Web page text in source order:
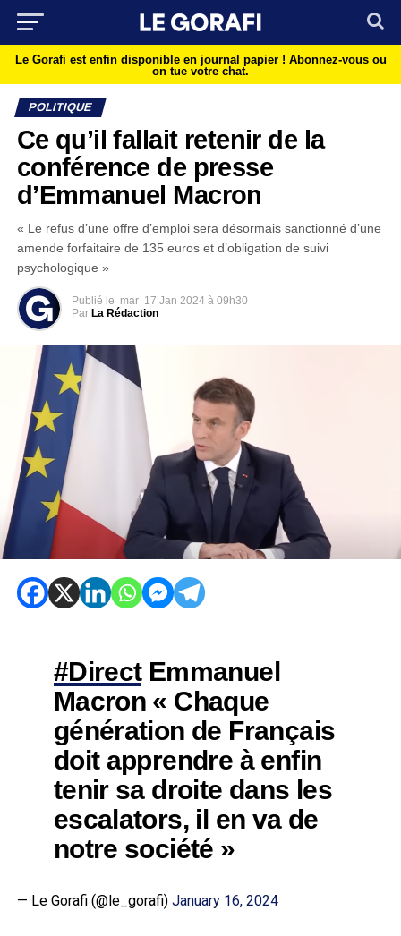
Le Gorafi est enfin disponible en journal papier ! Abonnez-vous ou
on tue votre chat.
POLITIQUE
Ce qu’il fallait retenir de la
conférence de presse
d’Emmanuel Macron
« Le refus d’une offre d’emploi sera désormais sanctionné d’une
amende forfaitaire de 135 euros et d’obligation de suivi
psychologique »
Publié le mar 17 Jan 2024 à 09h30
Par La Rédaction
#DirectEmmanuel
Macron « Chaque
génération de Français
doit apprendre à enfin
tenir sa droite dans les
escalators, il en va de
notre société »
— Le Gorafi (@le_gorafi) January 16, 2024